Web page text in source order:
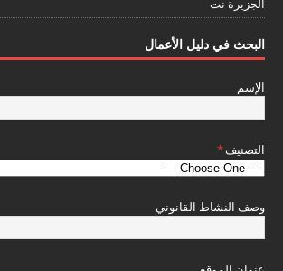
البحث في دليل الأعمال
الإسم
التصنيف*
وصف النشاط القانوني